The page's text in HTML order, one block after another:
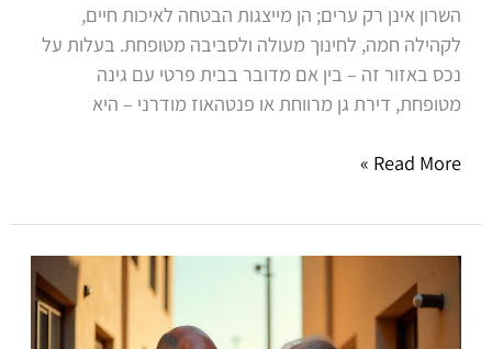
השרון אינן רק ערים; הן מייצגות הבטחה לאיכות חיים,
לקהילה חמה, לחינוך מעולה ולסביבה מטופחת. בעלות על
נכס באזור זה – בין אם מדובר בבית פרטי עם גינה
מטופחת, דירת גן מרווחת או פנטהאוז מודרני – היא
Read More »
קיבלתם
דירה
בירושה?